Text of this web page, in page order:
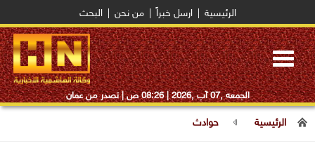
الرئيسية ارسل خبراً من نحن البحث
Toggle
navigation
الجمعه ,07 آب ,2026 | 08:26 ص | تصدر من عمان
الرئيسية حوادث